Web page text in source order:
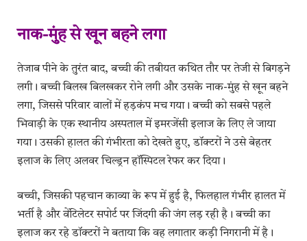
नाक-मुंह से खून बहने लगा
तेजाब पीने के तुरंत बाद, बच्ची की तबीयत कथित तौर पर तेजी से बिगड़ने
लगी। बच्ची बिलख बिलखकर रोने लगी और उसके नाक-मुंह से खून बहने
लगा, जिससे परिवार वालों में हड़कंप मच गया। बच्ची को सबसे पहले
भिवाड़ी के एक स्थानीय अस्पताल में इमरजेंसी इलाज के लिए ले जाया
गया। उसकी हालत की गंभीरता को देखते हुए, डॉक्टरों ने उसे बेहतर
इलाज के लिए अलवर चिल्ड्रन हॉस्पिटल रेफर कर दिया।
बच्ची, जिसकी पहचान काव्या के रूप में हुई है, फिलहाल गंभीर हालत में
भर्ती है और वेंटिलेटर सपोर्ट पर जिंदगी की जंग लड़ रही है। बच्ची का
इलाज कर रहे डॉक्टरों ने बताया कि वह लगातार कड़ी निगरानी में है।